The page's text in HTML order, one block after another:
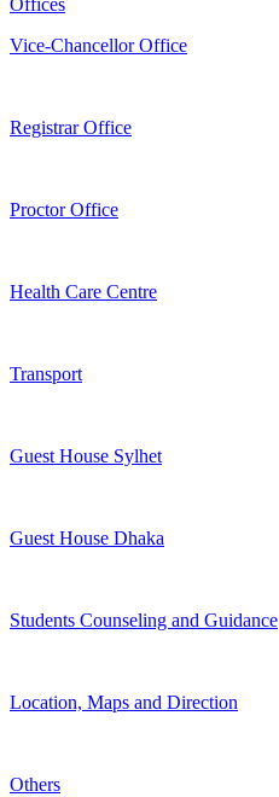
Offices
Vice-Chancellor Office
Registrar Office
Proctor Office
Health Care Centre
Transport
Guest House Sylhet
Guest House Dhaka
Students Counseling and Guidance
Location, Maps and Direction
Others